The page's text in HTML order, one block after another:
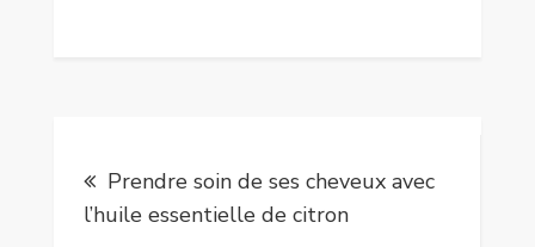
dePrendre soin de ses cheveux avec
l’huile essentielle de citron